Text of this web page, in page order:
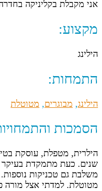
אני מקבלת בקליניקה בחדרה
מקצוע:
הילינג
התמחות:
הילינג, מבוגרים, מטוטלת
הסמכות
שנים. כעת מתמקדת בעיקר
משלבת גם טכניקות
מטוטלת. למדתי אצל